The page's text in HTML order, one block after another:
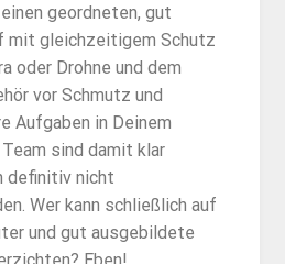
geordneten, gut
mit gleichzeitigem Schutz
oder Drohne und dem
vor Schmutz und
Aufgaben in Deinem
sind damit klar
definitiv nicht
Wer kann schließlich auf
und gut ausgebildete
Eben!